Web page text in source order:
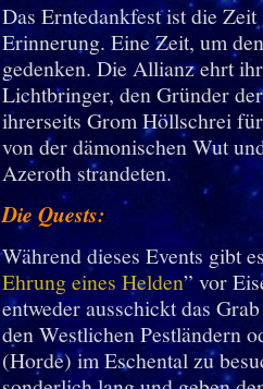
Das Erntedankfest ist die
Erinnerung. Eine Zeit, um
gedenken. Die Allianz ehrt
Lichtbringer, den Gründer
ihrerseits Grom Höllschrei
von der dämonischen Wut
Azeroth strandeten.
Die Quests:
Während dieses Events gibt
Ehrung eines Helden” vor
entweder ausschickt das
den Westlichen Pestländern
(Horde) im Eschental zu